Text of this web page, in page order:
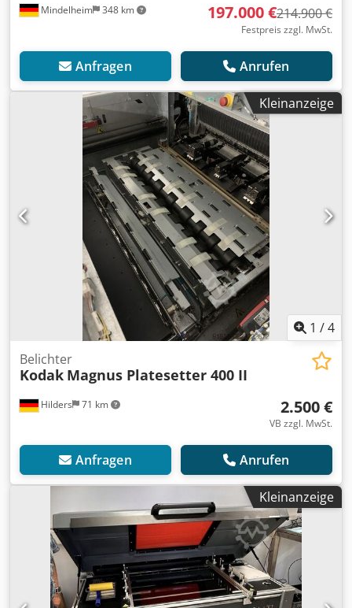
Mindelheim 348 km 197.000 €214.900 €
Festpreis zzgl. MwSt.
Anfragen Anrufen
Kleinanzeige
1 /4
Hilders 71 km
Belichter
Kodak Magnus Platesetter 400 II
2.500 €
VB zzgl. MwSt.
Anfragen Anrufen
Kleinanzeige